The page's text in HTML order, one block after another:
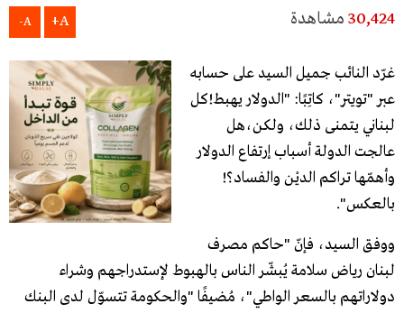
30,424 مشاهدة A+
A-
غرّد النائب جميل السيد على حسابه
عبر "تويتر"، كاتِبًا: "الدولار يهبط!كل
لبناني يتمنى ذلك، ولكن،هل
عالجت الدولة أسباب إرتفاع الدولار
وأهمّها تراكم الديْن والفساد؟!
بالعكس".
ووفق السيد، فإنّ "حاكم مصرف
لبنان رياض سلامة يُبشّر الناس بالهبوط لإستدراجهم وشراء
دولاراتهم بالسعر الواطي"، مُضيفًا "والحكومة تتسوّل لدى البنك